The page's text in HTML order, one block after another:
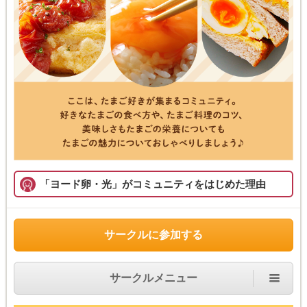
「ヨード卵・光」がコミュニティをはじめた理由
サークルに参加する
サークルメニュー